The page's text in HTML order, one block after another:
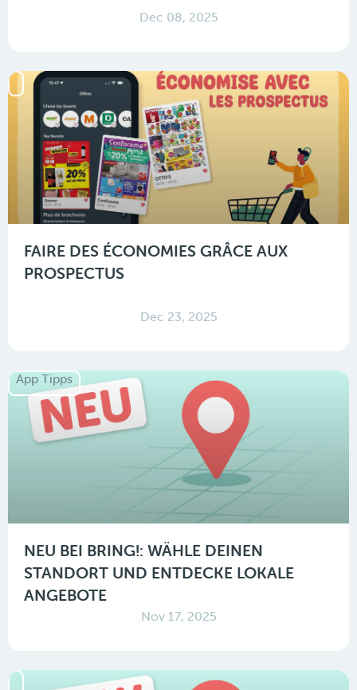
Dec 08, 2025
FAIRE DES ÉCONOMIES GRÂCE AUX
PROSPECTUS
Dec 23, 2025
App Tipps
NEU BEI BRING!: WÄHLE DEINEN
STANDORT UND ENTDECKE LOKALE
ANGEBOTE
Nov 17, 2025